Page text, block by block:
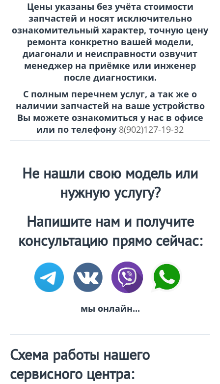
Цены указаны без учёта стоимости
запчастей и носят исключительно
ознакомительный характер, точную цену
ремонта конкретно вашей модели,
диагонали и неисправности озвучит
менеджер на приёмке или инженер
после диагностики.
С полным перечнем услуг, а так же о
наличии запчастей на ваше устройство
Вы можете ознакомиться у нас в офисе
или по телефону 8(902)127-19-32
Не нашли свою модель или
нужную услугу?
Напишите нам и получите
консультацию прямо сейчас:
мы онлайн...
Схема работы нашего
сервисного центра: